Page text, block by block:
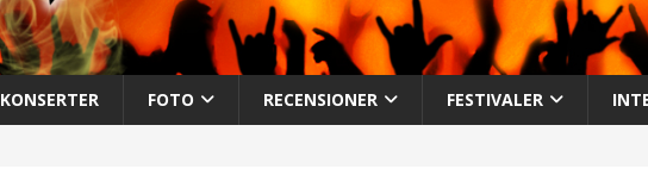
KONSERTER FOTO RECENSIONER FESTIVALER